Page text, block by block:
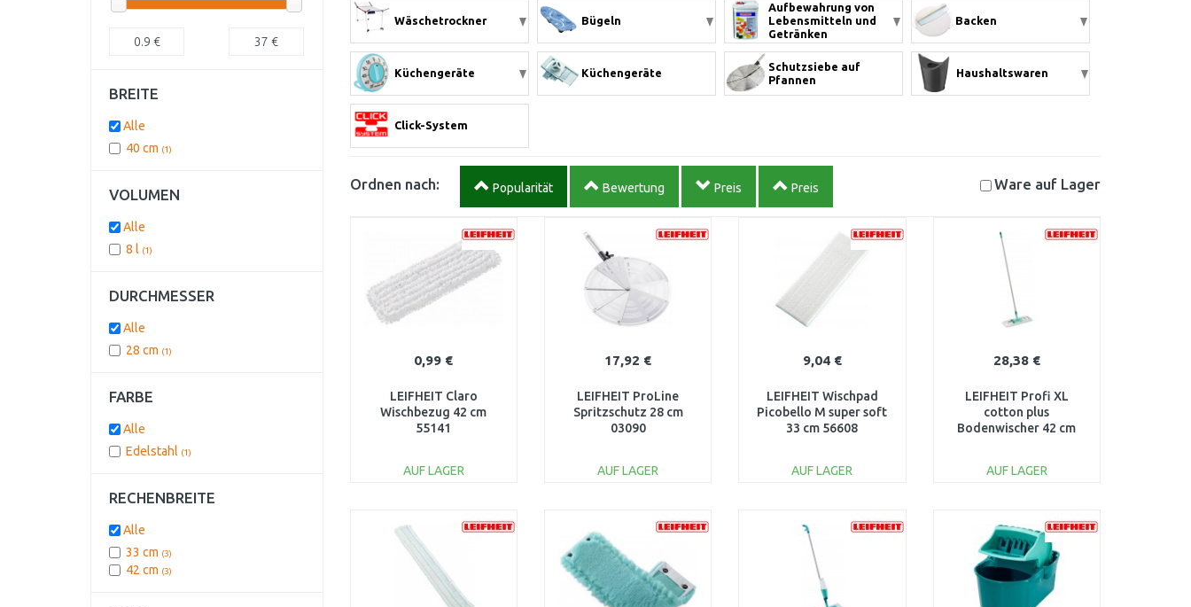
Wäschetrockner Bügeln
Aufbewahrung von
Lebensmitteln und
Getränken
Backen
Küchengeräte Küchengeräte
Schutzsiebe auf
Pfannen
Haushaltswaren
Click-System
Ordnen nach: Popularität Bewertung Preis Preis Ware auf Lager
0,99 €
LEIFHEIT Claro
Wischbezug 42 cm
55141
AUF LAGER
Vergleichen
17,92 €
LEIFHEIT ProLine
Spritzschutz 28 cm
03090
AUF LAGER
Vergleichen
9,04 €
LEIFHEIT Wischpad
Picobello M super soft
33 cm 56608
AUF LAGER
Vergleichen
28,38 €
LEIFHEIT Profi XL
cotton plus
Bodenwischer 42 cm
AUF LAGER
Vergleichen
0.9 € 37 €
BREITE
Alle
40 cm (1)
VOLUMEN
Alle
8 l (1)
DURCHMESSER
Alle
28 cm (1)
FARBE
Alle
Edelstahl (1)
RECHENBREITE
Alle
33 cm (3)
42 cm (3)